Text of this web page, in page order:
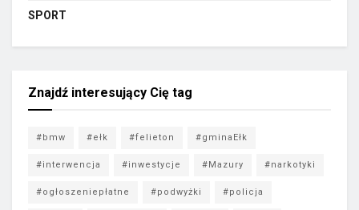
SPORT
Znajdź interesujący Cię tag
#bmw #ełk #felieton #gminaEłk
#interwencja #inwestycje #Mazury #narkotyki
#ogłoszeniepłatne #podwyżki #policja